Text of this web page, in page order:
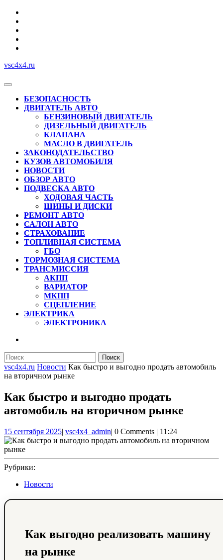
Перейти
содержимому
vsc4x4.ru
Кнопка
ОткрытьБЕЗОПАСНОСТЬ
ДВИГАТЕЛЬ АВТО
БЕНЗИНОВЫЙ ДВИГАТЕЛЬ
ДИЗЕЛЬНЫЙ ДВИГАТЕЛЬ
КЛАПАНА
МАСЛО В ДВИГАТЕЛЬ
ЗАКОНОДАТЕЛЬСТВО
КУЗОВ АВТОМОБИЛЯ
НОВОСТИ
ОБЗОР АВТО
ПОДВЕСКА АВТО
ХОДОВАЯ ЧАСТЬ
ШИНЫ И ДИСКИ
РЕМОНТ АВТО
САЛОН АВТО
СТРАХОВАНИЕ
ТОПЛИВНАЯ СИСТЕМА
ГБО
ТОРМОЗНАЯ СИСТЕМА
ТРАНСМИССИЯ
АКПП
ВАРИАТОР
МКПП
СЦЕПЛЕНИЕ
ЭЛЕКТРИКА
ЭЛЕКТРОНИКА
КНОПКА
Найти:
vsc4x4.ru Новости Как быстро и выгодно продать автомобиль
на вторичном рынке
Как быстро и выгодно продать
автомобиль на вторичном рынке
15 сентября 202515
сентября
| vsc4x4_adminvsc4x4_admin
| 0 Comments | 11:24
Рубрики:
Новости
Как выгодно реализовать машину
на рынке